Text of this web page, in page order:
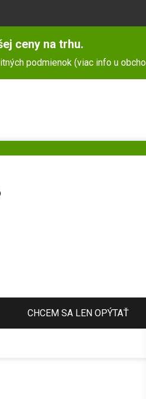
ceny na trhu.
podmienok (viac info u
CHCEM SA LEN OPÝTAŤ